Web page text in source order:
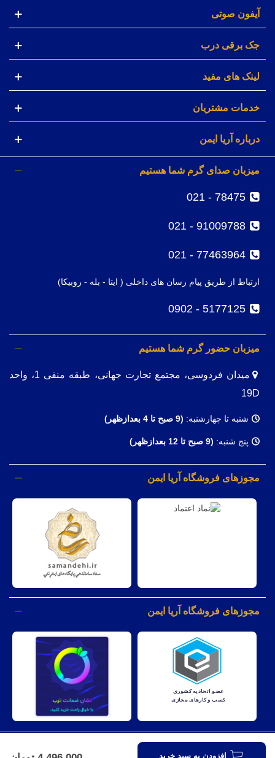
افزودن به سبد خرید
آیفون صوتی
جک برقی درب
لینک های مفید
خدمات مشتریان
درباره آریا ایمن
میزبان صدای گرم شما هستیم
78475 - 021
91009788 - 021
77463964 - 021
ارتباط از طریق پیام رسان های داخلی ( ایتا - بله - روبیکا)
5177125 - 0902
میزبان حضور گرم شما هستیم
میدان فردوسی، مجتمع تجارت جهانی، طبقه منفی 1، واحد
19D
شنبه تا چهارشنبه: (9 صبح تا 4 بعدازظهر)
پنج شنبه: (9 صبح تا 12 بعدازظهر)
مجوزهای فروشگاه آریا ایمن
مجوزهای فروشگاه آریا ایمن
کليه حقوق مادی و معنوی اين وبسايت متعلق به شرکت آریا ایمن نظارت